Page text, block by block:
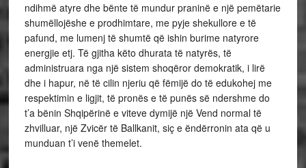
ndihmë atyre dhe bënte të mundur praninë e një pemëtarie
shumëllojëshe e prodhimtare, me pyje shekullore e të
pafund, me lumenj të shumtë që ishin burime natyrore
energjie etj. Të gjitha këto dhurata të natyrës, të
administruara nga një sistem shoqëror demokratik, i lirë
dhe i hapur, në të cilin njeriu që fëmijë do të edukohej me
respektimin e ligjit, të pronës e të punës së ndershme do
t’a bënin Shqipërinë e viteve dymijë një Vend normal të
zhvilluar, një Zvicër të Ballkanit, siç e ëndërronin ata që u
munduan t’i venë themelet.